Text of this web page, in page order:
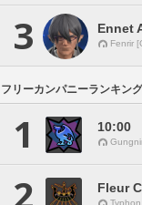
3 Ennet
Fenrir
フリーカンパニーランキング
1 10:00
2 Fleur